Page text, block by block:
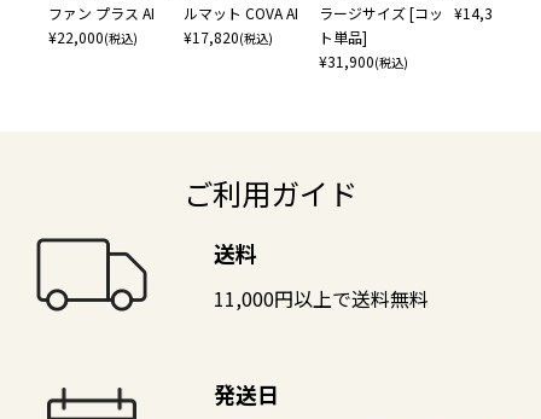
ファン プラス AI
¥22,000(税込)
ルマット COVA AI
¥17,820(税込)
ラージサイズ [コッ
ト単品]
¥31,900(税込)
¥14,300
ご利用ガイド
送料
11,000円以上で送料無料
発送日